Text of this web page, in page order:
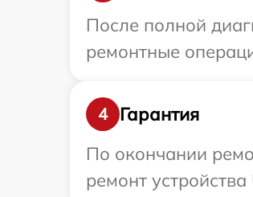
После полной
ремонтные
4
Гарантия
По окончании
ремонт